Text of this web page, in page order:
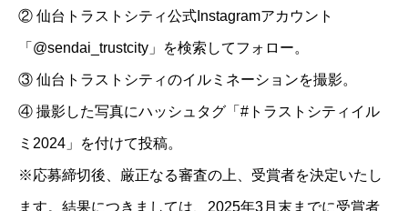
② 仙台トラストシティ公式Instagramアカウント
「@sendai_trustcity」を検索してフォロー。
③ 仙台トラストシティのイルミネーションを撮影。
④ 撮影した写真にハッシュタグ「#トラストシティイル
ミ2024」を付けて投稿。
※応募締切後、厳正なる審査の上、受賞者を決定いたし
ます。結果につきましては、2025年3月末までに受賞者